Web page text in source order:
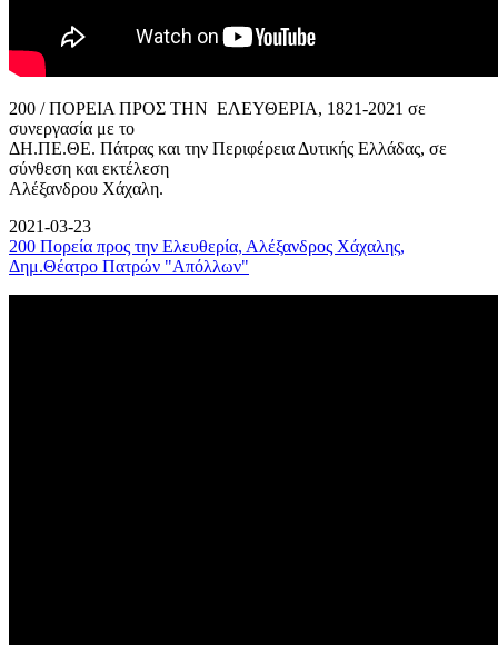
200 / ΠΟΡΕΙΑ ΠΡΟΣ ΤΗΝ ΕΛΕΥΘΕΡΙΑ, 1821-2021 σε
συνεργασία με το
ΔΗ.ΠΕ.ΘΕ. Πάτρας και την Περιφέρεια Δυτικής Ελλάδας, σε
σύνθεση και εκτέλεση
Αλέξανδρου Χάχαλη.
2021-03-23
200 Πορεία προς την Ελευθερία, Αλέξανδρος Χάχαλης,
Δημ.Θέατρο Πατρών "Απόλλων"